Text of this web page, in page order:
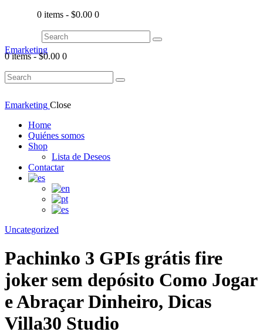
0 items - $0.00 0
Emarketing
0 items-$0.00 0
Emarketing Close
Home
Quiénes somos
Shop
Lista de Deseos
Contactar
Uncategorized
Pachinko 3 GPIs grátis fire
joker sem depósito Como Jogar
e Abraçar Dinheiro, Dicas
Villa30 Studio